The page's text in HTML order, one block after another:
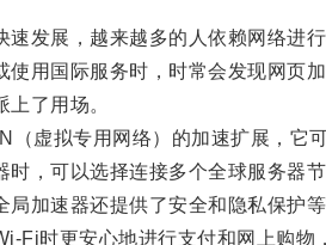
展，越来越多的人依赖网络进行
国际服务时，时常会发现网页加
了用场。
拟专用网络）的加速扩展，它可
可以选择连接多个全球服务器节
速器还提供了安全和隐私保护等
时更安心地进行支付和网上购物